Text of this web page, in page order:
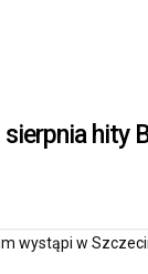
hity